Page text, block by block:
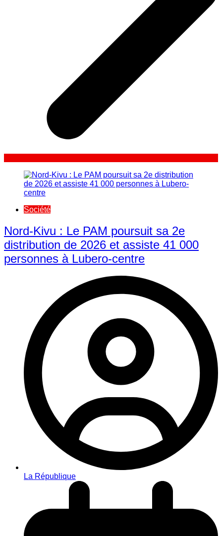
Société
Nord-Kivu : Le PAM poursuit sa 2e
distribution de 2026 et assiste 41 000
personnes à Lubero-centre
La République